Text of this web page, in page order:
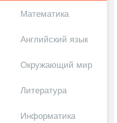
Математика
Английский язык
Окружающий мир
Литература
Информатика